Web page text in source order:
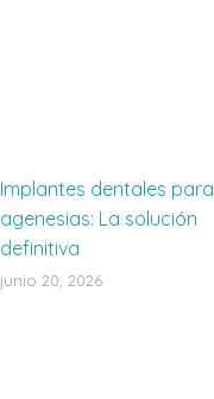
Implantes dentales para
agenesias: La solución
definitiva
junio 20, 2026